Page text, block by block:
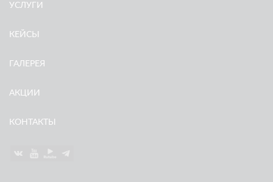
УСЛУГИ
КЕЙСЫ
ГАЛЕРЕЯ
АКЦИИ
КОНТАКТЫ